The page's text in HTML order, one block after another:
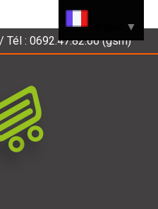
/ Tél : 0692.47.82.66 (gsm)
▼